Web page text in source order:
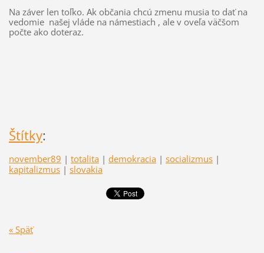
Na záver len toľko. Ak občania chcú zmenu musia to dať na
vedomie našej vláde na námestiach , ale v oveľa väčšom
počte ako doteraz.
Štítky:
november89 | totalita | demokracia | socializmus |
kapitalizmus | slovakia
« Späť